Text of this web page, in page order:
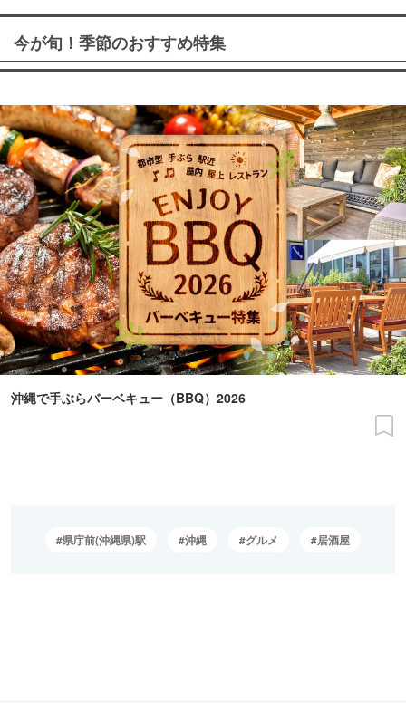
今が旬！季節のおすすめ特集
沖縄で手ぶらバーベキュー（BBQ）2026
県庁前(沖縄県)駅 沖縄 グルメ 居酒屋